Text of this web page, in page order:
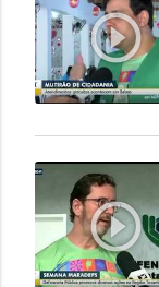
play_circle_outline
play_circle_outline